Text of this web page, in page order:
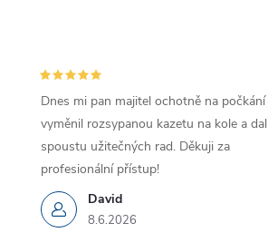
David
8.6.2026
Dnes mi pan majitel ochotně na počkání
vyměnil rozsypanou kazetu na kole a dal
spoustu užitečných rad. Děkuji za
profesionální přístup!